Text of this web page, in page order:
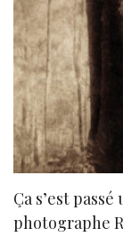
Ça s’est
photographe